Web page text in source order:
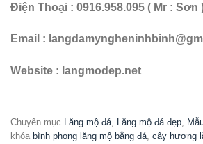
Điện Thoại : 0916.958.095 ( Mr : Sơn
Email :
Website : langmodep.net
Chuyên mục Lăng mộ đá, Lăng mộ đá đẹp,
khóa bình phong lăng mộ bằng đá, cây hương